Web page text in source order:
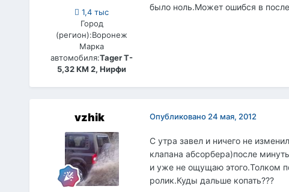
1,4 тыс
Город
(регион):Воронеж
Марка
автомобиля:Tager T-
5,32 КМ 2, Нирфи
было ноль.Может ошибся в
vzhik Опубликовано 24 мая, 2012
C утра завел и ничего не
клапана абсорбера)после
и уже не ощущаю этого.Толком
ролик.Куды дальше копать???